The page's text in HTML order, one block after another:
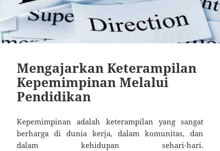
Mengajarkan Keterampilan
Kepemimpinan Melalui
Pendidikan
Kepemimpinan adalah keterampilan yang sangat
berharga di dunia kerja, dalam komunitas, dan
dalam kehidupan sehari-hari.